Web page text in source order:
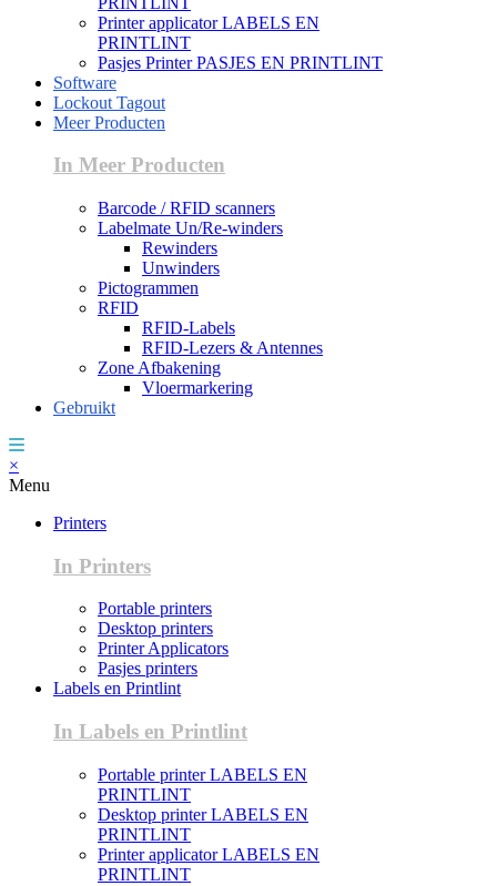
Printer applicator LABELS EN
PRINTLINT
Pasjes Printer PASJES EN PRINTLINT
Software
Lockout Tagout
Meer Producten
In Meer Producten
Barcode / RFID scanners
Labelmate Un/Re-winders
Rewinders
Unwinders
Pictogrammen
RFID
RFID-Labels
RFID-Lezers & Antennes
Zone Afbakening
Vloermarkering
Gebruikt
×
Menu
Printers
In Printers
Portable printers
Desktop printers
Printer Applicators
Pasjes printers
Labels en Printlint
In Labels en Printlint
Portable printer LABELS EN
PRINTLINT
Desktop printer LABELS EN
PRINTLINT
Printer applicator LABELS EN
PRINTLINT